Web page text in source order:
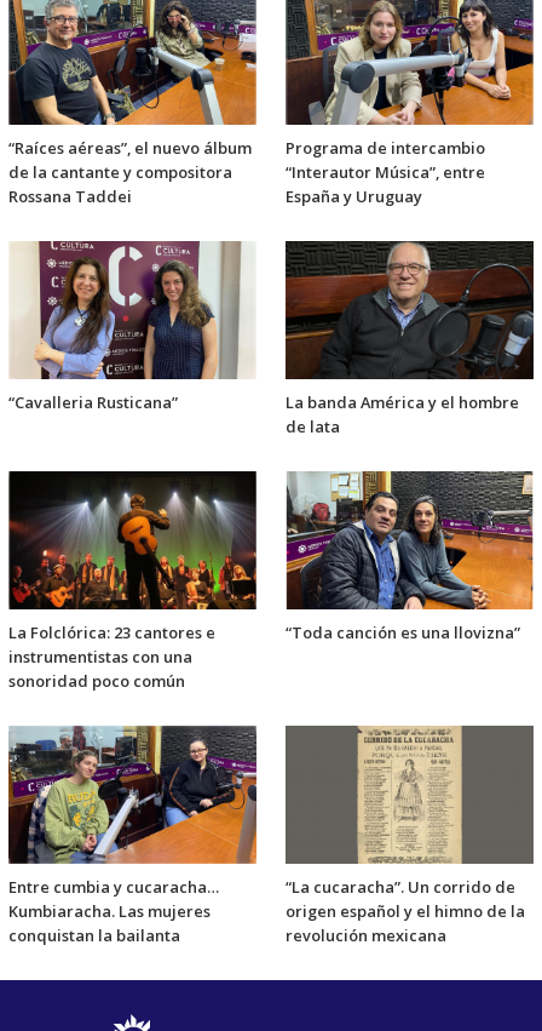
“Raíces aéreas”, el nuevo álbum
de la cantante y compositora
Rossana Taddei
Programa de intercambio
“Interautor Música”, entre
España y Uruguay
“Cavalleria Rusticana”
La banda América y el hombre
de lata
La Folclórica: 23 cantores e
instrumentistas con una
sonoridad poco común
“Toda canción es una llovizna”
Entre cumbia y cucaracha…
Kumbiaracha. Las mujeres
conquistan la bailanta
“La cucaracha”. Un corrido de
origen español y el himno de la
revolución mexicana